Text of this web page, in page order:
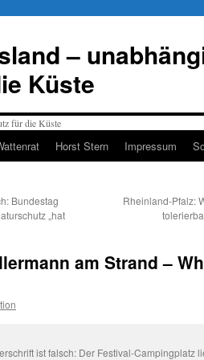
–
Küste
Horst Stern Impressum
Bundestag
„hat
Rheinland-Pfalz:
am Strand –
ist falsch: Der Festival-Campingplatz